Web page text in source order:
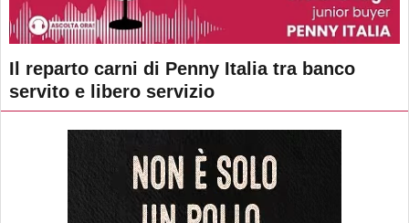
Il reparto carni di Penny Italia tra banco
servito e libero servizio